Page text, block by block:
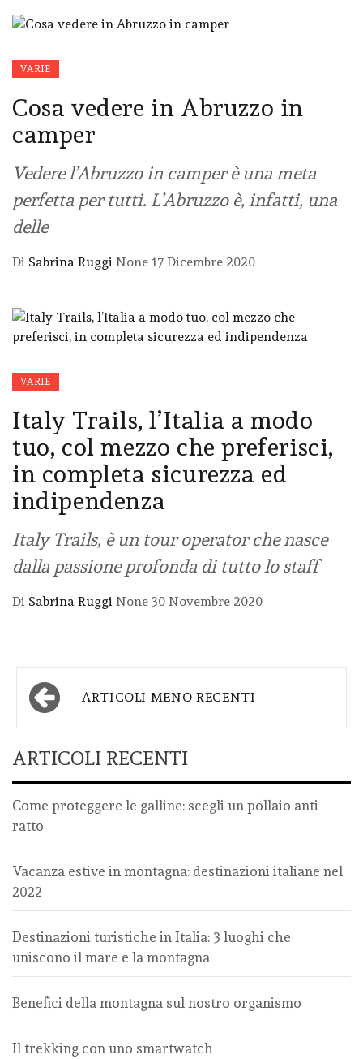
VARIE
Cosa vedere in Abruzzo in
camper
Vedere l’Abruzzo in camper è una meta
perfetta per tutti. L’Abruzzo è, infatti, una
delle
Di Sabrina Ruggi None 17 Dicembre 2020
VARIE
Italy Trails, l’Italia a modo
tuo, col mezzo che preferisci,
in completa sicurezza ed
indipendenza
Italy Trails, è un tour operator che nasce
dalla passione profonda di tutto lo staff
Di Sabrina Ruggi None 30 Novembre 2020
Navigazione
articoli
ARTICOLI MENO RECENTI
ARTICOLI RECENTI
Come proteggere le galline: scegli un pollaio anti
ratto
Vacanza estive in montagna: destinazioni italiane nel
2022
Destinazioni turistiche in Italia: 3 luoghi che
uniscono il mare e la montagna
Benefici della montagna sul nostro organismo
Il trekking con uno smartwatch